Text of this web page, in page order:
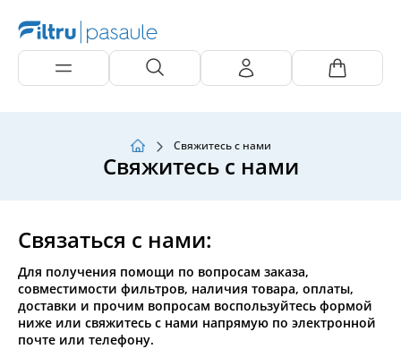
Свяжитесь с нами
Свяжитесь с нами
Связаться с нами:
Для получения помощи по вопросам заказа,
совместимости фильтров, наличия товара, оплаты,
доставки и прочим вопросам воспользуйтесь формой
ниже или свяжитесь с нами напрямую по электронной
почте или телефону.